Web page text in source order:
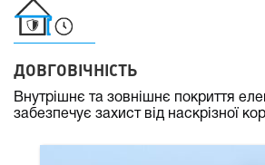
ДОВГОВІЧНІСТЬ
Внутрішнє та зовнішнє покриття
забезпечує захист від наскрізної